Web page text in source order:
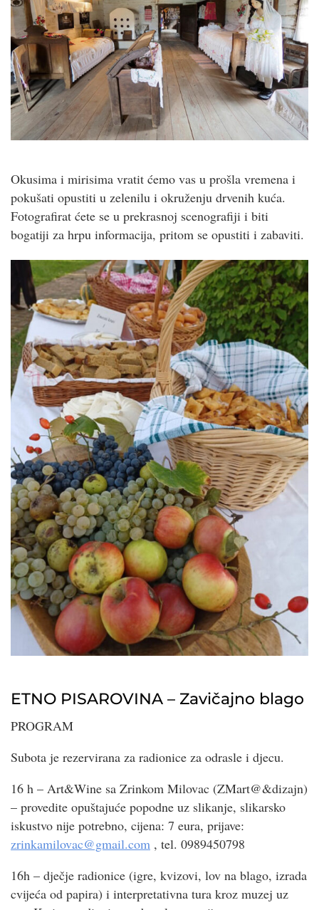
Okusima i mirisima vratit ćemo vas u prošla vremena i
pokušati opustiti u zelenilu i okruženju drvenih kuća.
Fotografirat ćete se u prekrasnoj scenografiji i biti
bogatiji za hrpu informacija, pritom se opustiti i zabaviti.
ETNO PISAROVINA – Zavičajno blago
PROGRAM
Subota je rezervirana za radionice za odrasle i djecu.
16 h – Art&Wine sa Zrinkom Milovac (ZMart@&dizajn)
– provedite opuštajuće popodne uz slikanje, slikarsko
iskustvo nije potrebno, cijena: 7 eura, prijave:
zrinkamilovac@gmail.com , tel. 0989450798
16h – dječje radionice (igre, kvizovi, lov na blago, izrada
cvijeća od papira) i interpretativna tura kroz muzej uz